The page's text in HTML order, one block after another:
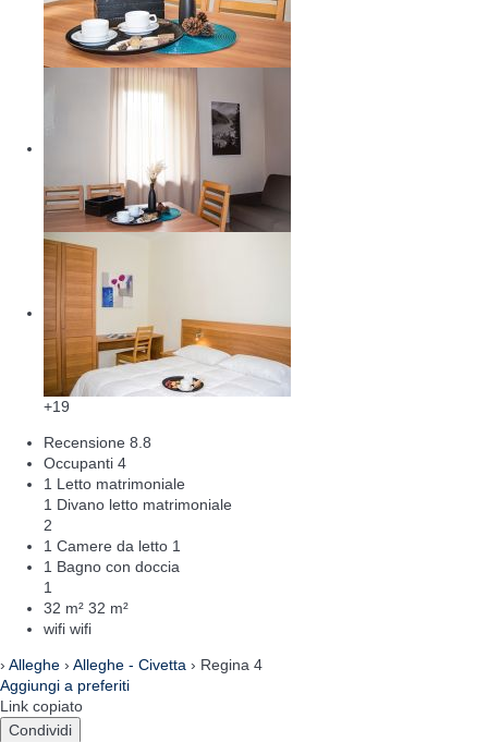
+19
Recensione 8.8
Occupanti 4
1 Letto matrimoniale
1 Divano letto matrimoniale
2
1 Camere da letto 1
1 Bagno con doccia
1
32 m² 32 m²
wifi wifi
› Alleghe › Alleghe - Civetta › Regina 4
Aggiungi a preferiti
Link copiato
Condividi